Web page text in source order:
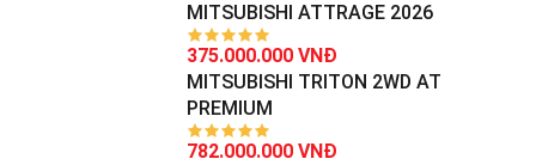
MITSUBISHI ATTRAGE 2026
375.000.000 VNĐ
MITSUBISHI TRITON 2WD AT
PREMIUM
782.000.000 VNĐ